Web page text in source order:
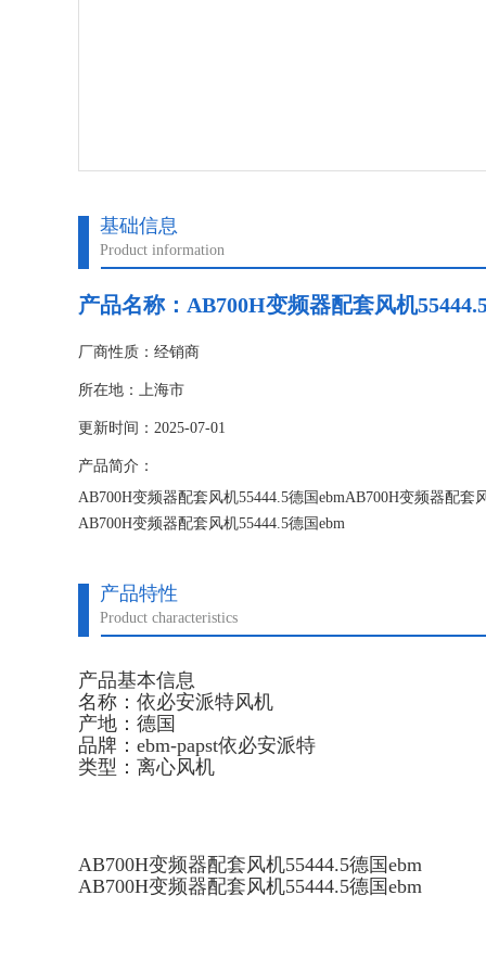
基础信息
Product information
产品名称：AB700H变频器配套风机
厂商性质：经销商
所在地：上海市
更新时间：2025-07-01
产品简介：
AB700H变频器配套风机55444.5德国ebmAB700H变频器配套
AB700H变频器配套风机55444.5德国ebm
产品特性
Product characteristics
产品基本信息
名称：依必安派特风机
产地：德国
品牌：ebm-papst依必安派特
类型：离心风机
AB700H变频器配套风机55444.5德国ebm
AB700H变频器配套风机55444.5德国ebm